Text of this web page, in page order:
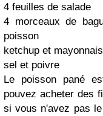
4 feuilles de salade
4 morceaux de
poisson
ketchup et
sel et poivre
Le poisson pané
pouvez acheter des
si vous n'avez pas